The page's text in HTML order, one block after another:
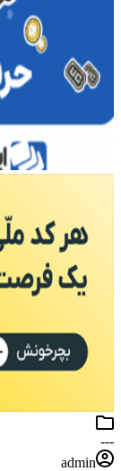
---
admin